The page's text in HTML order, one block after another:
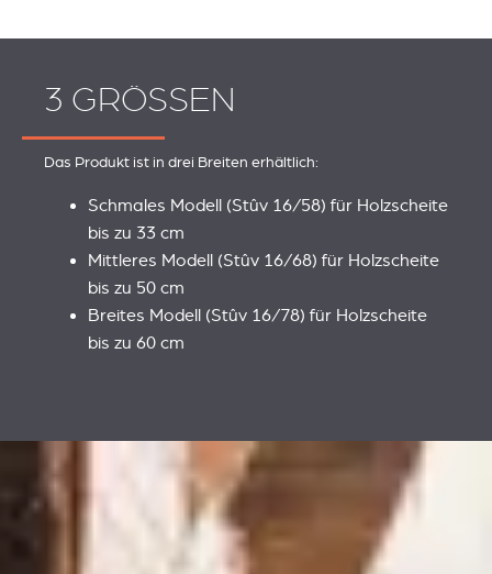
3 GRÖSSEN
Das Produkt ist in drei Breiten erhältlich:
Schmales Modell (Stûv 16/58) für Holzscheite
bis zu 33 cm
Mittleres Modell (Stûv 16/68) für Holzscheite
bis zu 50 cm
Breites Modell (Stûv 16/78) für Holzscheite
bis zu 60 cm